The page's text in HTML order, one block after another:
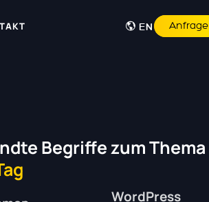
EN Anfrage
Begriffe zum Thema
WordPress